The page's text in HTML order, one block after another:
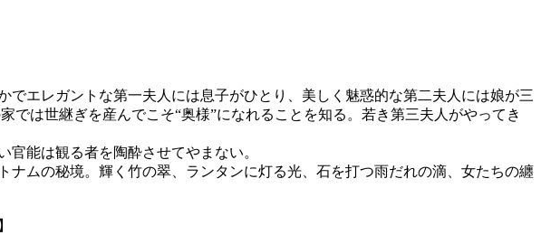
エレガントな第一夫人には息子がひとり、美しく魅惑的な第二夫人には娘が三
は世継ぎを産んでこそ“奥様”になれることを知る。若き第三夫人がやってき
能は観る者を陶酔させてやまない。
ムの秘境。輝く竹の翠、ランタンに灯る光、石を打つ雨だれの滴、女たちの纏